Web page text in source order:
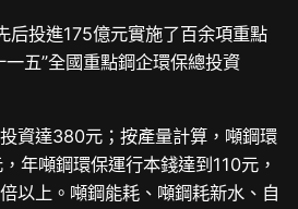
后投進175億元實施了百余項重點
五”全國重點鋼企環保總投資
資達380元；按產量計算，噸鋼環
年噸鋼環保運行本錢達到110元，
以上。噸鋼能耗、噸鋼耗新水、自